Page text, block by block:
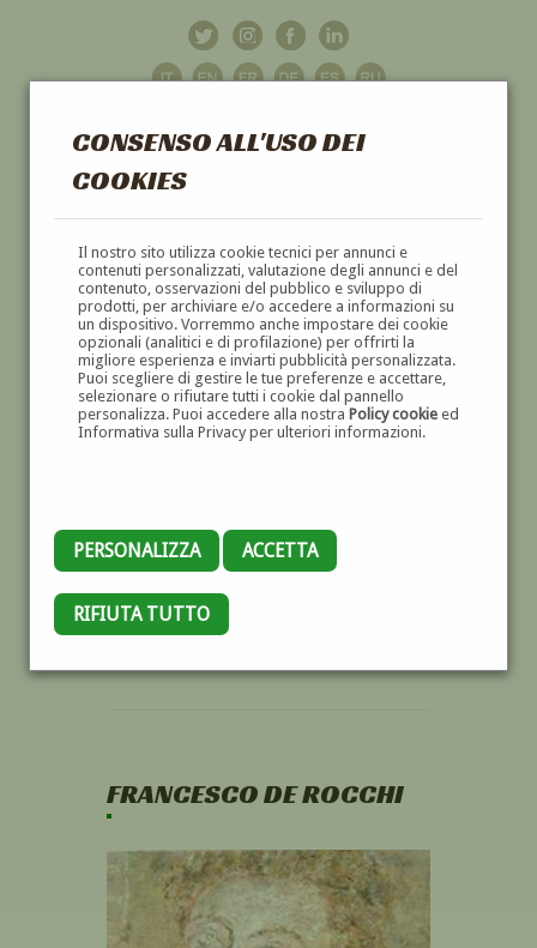
CONSENSO ALL'USO DEI
COOKIES
Il nostro sito utilizza cookie tecnici per annunci e
contenuti personalizzati, valutazione degli annunci e del
contenuto, osservazioni del pubblico e sviluppo di
prodotti, per archiviare e/o accedere a informazioni su
un dispositivo. Vorremmo anche impostare dei cookie
opzionali (analitici e di profilazione) per offrirti la
migliore esperienza e inviarti pubblicità personalizzata.
Puoi scegliere di gestire le tue preferenze e accettare,
selezionare o rifiutare tutti i cookie dal pannello
personalizza. Puoi accedere alla nostra Policy cookieed
Informativa sulla Privacy per ulteriori informazioni.
PERSONALIZZA ACCETTA
RIFIUTA TUTTO
GALLERIAD'ARTE
DIPINTI E SCULTURE '800 E '900
FRANCESCO DE ROCCHI